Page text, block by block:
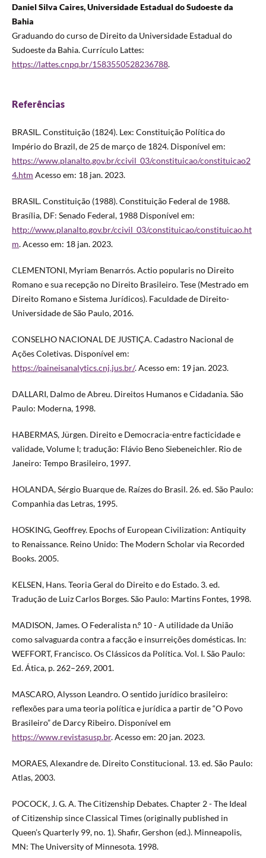
Daniel Silva Caires, Universidade Estadual do Sudoeste da
Bahia
Graduando do curso de Direito da Universidade Estadual do
Sudoeste da Bahia. Currículo Lattes:
https://lattes.cnpq.br/1583550528236788.
Referências
BRASIL. Constituição (1824). Lex: Constituição Política do
Império do Brazil, de 25 de março de 1824. Disponível em:
https://www.planalto.gov.br/ccivil_03/constituicao/constituicao2
4.htm Acesso em: 18 jan. 2023.
BRASIL. Constituição (1988). Constituição Federal de 1988.
Brasília, DF: Senado Federal, 1988 Disponível em:
http://www.planalto.gov.br/ccivil_03/constituicao/constituicao.ht
m. Acesso em: 18 jan. 2023.
CLEMENTONI, Myriam Benarrós. Actio popularis no Direito
Romano e sua recepção no Direito Brasileiro. Tese (Mestrado em
Direito Romano e Sistema Jurídicos). Faculdade de Direito-
Universidade de São Paulo, 2016.
CONSELHO NACIONAL DE JUSTIÇA. Cadastro Nacional de
Ações Coletivas. Disponível em:
https://paineisanalytics.cnj.jus.br/. Acesso em: 19 jan. 2023.
DALLARI, Dalmo de Abreu. Direitos Humanos e Cidadania. São
Paulo: Moderna, 1998.
HABERMAS, Jürgen. Direito e Democracia-entre facticidade e
validade, Volume I; tradução: Flávio Beno Siebeneichler. Rio de
Janeiro: Tempo Brasileiro, 1997.
HOLANDA, Sérgio Buarque de. Raízes do Brasil. 26. ed. São Paulo:
Companhia das Letras, 1995.
HOSKING, Geoffrey. Epochs of European Civilization: Antiquity
to Renaissance. Reino Unido: The Modern Scholar via Recorded
Books. 2005.
KELSEN, Hans. Teoria Geral do Direito e do Estado. 3. ed.
Tradução de Luiz Carlos Borges. São Paulo: Martins Fontes, 1998.
MADISON, James. O Federalista n.º 10 - A utilidade da União
como salvaguarda contra a facção e insurreições domésticas. In:
WEFFORT, Francisco. Os Clássicos da Política. Vol. I. São Paulo:
Ed. Ática, p. 262–269, 2001.
MASCARO, Alysson Leandro. O sentido jurídico brasileiro:
reflexões para uma teoria política e jurídica a partir de “O Povo
Brasileiro” de Darcy Ribeiro. Disponível em
https://www.revistasusp.br. Acesso em: 20 jan. 2023.
MORAES, Alexandre de. Direito Constitucional. 13. ed. São Paulo:
Atlas, 2003.
POCOCK, J. G. A. The Citizenship Debates. Chapter 2 - The Ideal
of Citizenship since Classical Times (originally published in
Queen’s Quarterly 99, no. 1). Shafir, Gershon (ed.). Minneapolis,
MN: The University of Minnesota. 1998.